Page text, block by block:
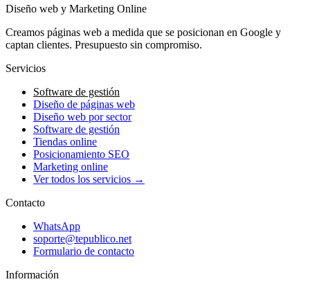
Diseño web y Marketing Online
Creamos páginas web a medida que se posicionan en Google y
captan clientes. Presupuesto sin compromiso.
Servicios
Software de gestión
Diseño de páginas web
Diseño web por sector
Software de gestión
Tiendas online
Posicionamiento SEO
Marketing online
Ver todos los servicios →
Contacto
WhatsApp
soporte@tepublico.net
Formulario de contacto
Información